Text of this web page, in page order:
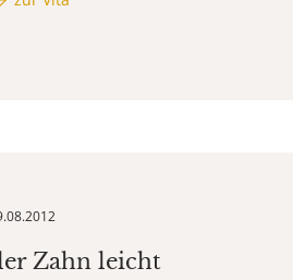
Zahn leicht